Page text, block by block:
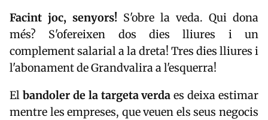
Facint joc, senyors! S'obre la veda. Qui dona
més? S'ofereixen dos dies lliures i un
complement salarial a la dreta! Tres dies lliures i
l'abonament de Grandvalira a l'esquerra!
El bandoler de la targeta verda es deixa estimar
mentre les empreses, que veuen els seus negocis